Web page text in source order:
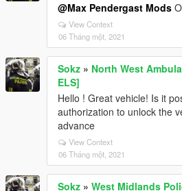
@Max Pendergast Mods
View Context
06 Tháng một, 2021
Sokz » North West
ELS]
Hello ! Great vehicle! Is it
authorization to unlock the
advance
View Context
06 Tháng một, 2021
Sokz » West Midlands